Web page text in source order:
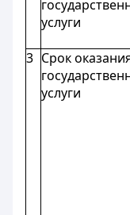
услуги
3 Срок
услуги